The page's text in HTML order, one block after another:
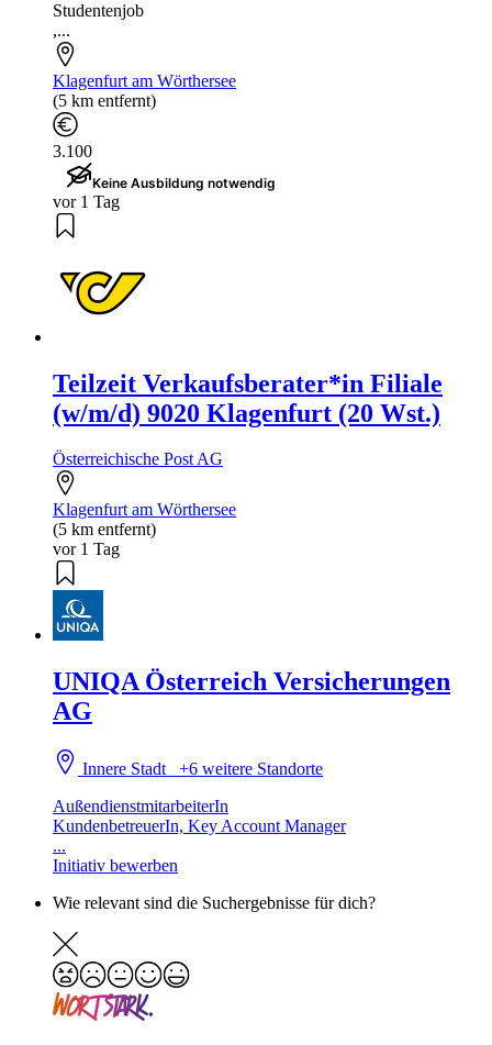
Studentenjob
,...
Klagenfurt am Wörthersee
(5 km entfernt)
3.100
Keine Ausbildung notwendig
vor 1 Tag
Teilzeit Verkaufsberater*in Filiale
(w/m/d) 9020 Klagenfurt (20 Wst.)
Österreichische Post AG
Klagenfurt am Wörthersee
(5 km entfernt)
vor 1 Tag
UNIQA Österreich Versicherungen
AG
Innere Stadt+6 weitere Standorte
AußendienstmitarbeiterIn
KundenbetreuerIn, Key Account Manager
...
Initiativ bewerben
Wie relevant sind die Suchergebnisse für dich?